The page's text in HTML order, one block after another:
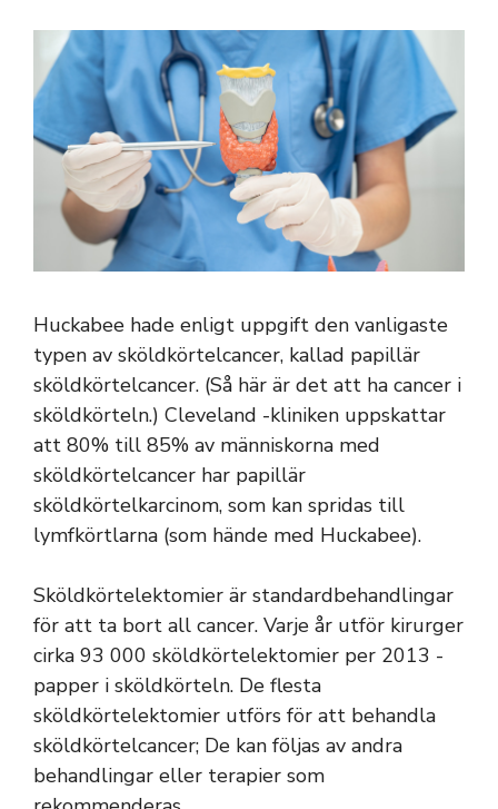
Huckabee hade enligt uppgift den vanligaste
typen av sköldkörtelcancer, kallad papillär
sköldkörtelcancer. (Så här är det att ha cancer i
sköldkörteln.) Cleveland -kliniken uppskattar
att 80% till 85% av människorna med
sköldkörtelcancer har papillär
sköldkörtelkarcinom, som kan spridas till
lymfkörtlarna (som hände med Huckabee).
Sköldkörtelektomier är standardbehandlingar
för att ta bort all cancer. Varje år utför kirurger
cirka 93 000 sköldkörtelektomier per 2013 -
papper i sköldkörteln. De flesta
sköldkörtelektomier utförs för att behandla
sköldkörtelcancer; De kan följas av andra
behandlingar eller terapier som